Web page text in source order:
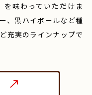
を味わっていただけま
、黒ハイボールなど種
充実のラインナップで